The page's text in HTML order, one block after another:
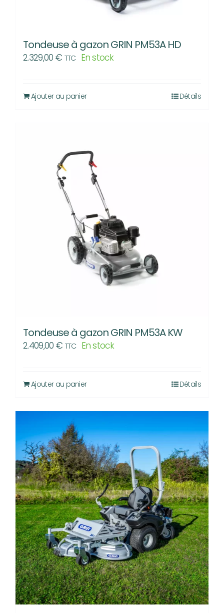
Tondeuse à gazon GRIN PM53A HD
2.329,00 € TTC En stock
Ajouter au panier Détails
Tondeuse à gazon GRIN PM53A KW
2.409,00 € TTC En stock
Ajouter au panier Détails